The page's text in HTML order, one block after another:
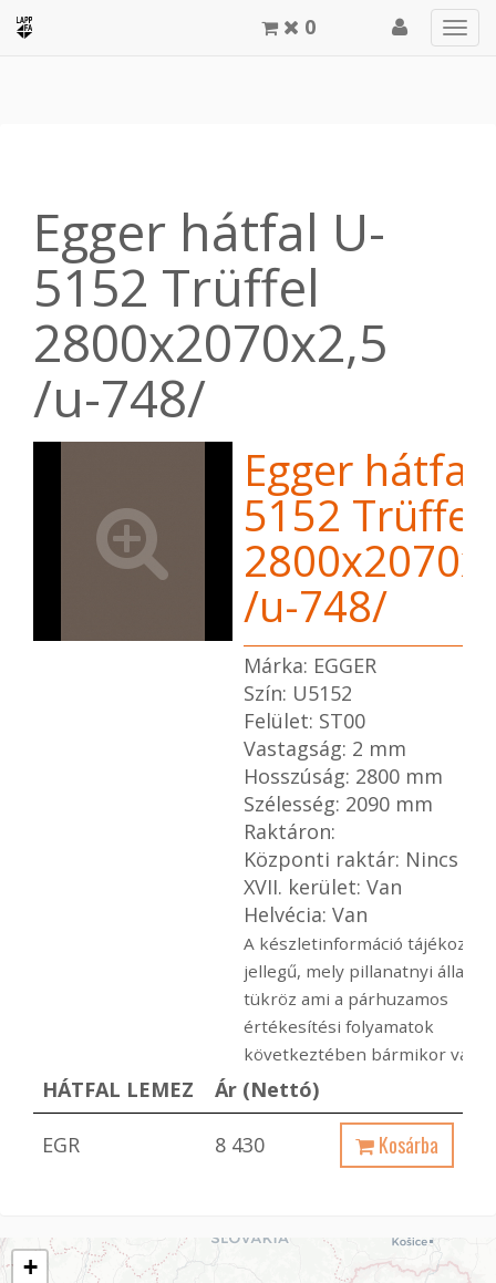
0
Egger hátfal U-
5152 Trüffel
2800x2070x2,5
/u-748/
Egger hátfal
5152 Trüffel
/u-748/
Márka: EGGER
Szín: U5152
Felület: ST00
Vastagság: 2 mm
Hosszúság: 2800 mm
Szélesség: 2090 mm
Raktáron:
Központi raktár: Nincs
XVII. kerület: Van
Helvécia: Van
A készletinformáció
jellegű, mely pillanatnyi
tükröz ami a párhuzamos
értékesítési folyamatok
következtében bármikor
HÁTFAL LEMEZ Ár (Nettó)
EGR 8 430 Kosárba
+